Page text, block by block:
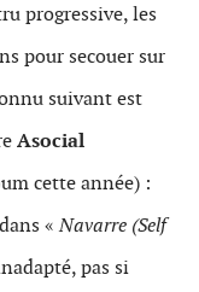
progressive, les
pour secouer sur
suivant est
Asocial
cette année) :
«Navarre (Self
pas si